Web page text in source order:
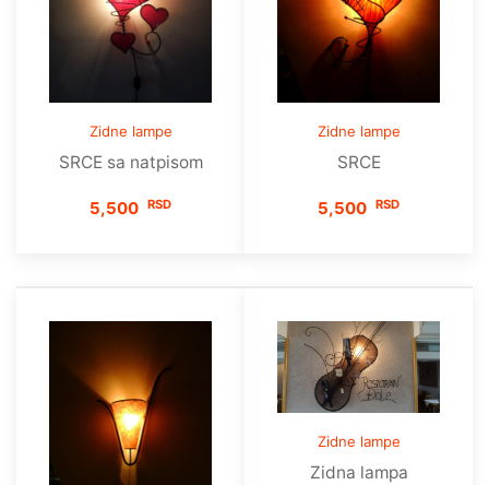
Zidne lampe
SRCE sa natpisom
5,500 RSD
Zidne lampe
SRCE
5,500 RSD
Zidne lampe
Zidna lampa